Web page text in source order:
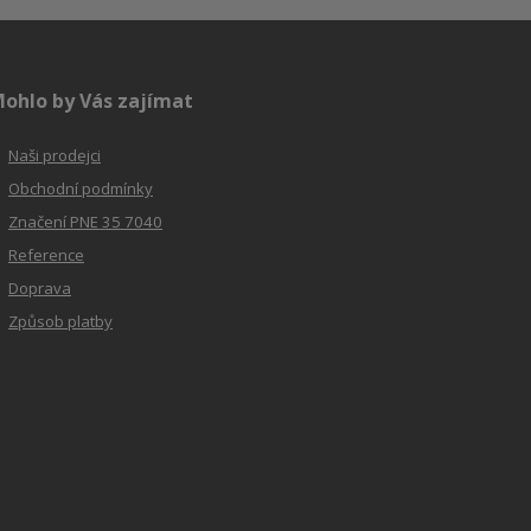
by Vás zajímat
Naši prodejci
Obchodní podmínky
Značení PNE 35 7040
Reference
Doprava
Způsob platby